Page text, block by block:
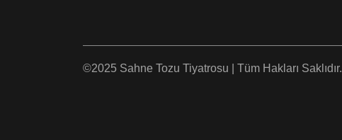
©2025 Sahne Tozu Tiyatrosu | Tüm Hakları Saklıdır.